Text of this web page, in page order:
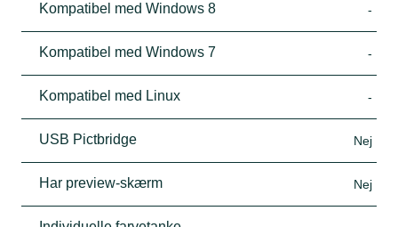
Kompatibel med Windows 8 -
Kompatibel med Windows 7 -
Kompatibel med Linux -
USB Pictbridge Nej
Har preview-skærm Nej